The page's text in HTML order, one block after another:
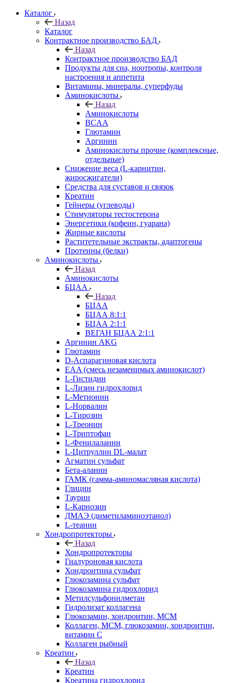
Каталог
Назад
Каталог
Контрактное производство БАД
Назад
Контрактное производство БАД
Продукты для сна, ноотропы, контроля
настроения и аппетита
Витамины, минералы, суперфуды
Аминокислоты
Назад
Аминокислоты
BCAA
Глютамин
Аргинин
Аминокислоты прочие (комплексные,
отдельные)
Снижение веса (L-карнитин,
жиросжигатели)
Средства для суставов и связок
Креатин
Гейнеры (углеводы)
Стимуляторы тестостерона
Энергетики (кофеин, гуарана)
Жирные кислоты
Раститетельные экстракты, адаптогены
Протеины (белки)
Аминокислоты
Назад
Аминокислоты
БЦАА
Назад
БЦАА
БЦАА 8:1:1
БЦАА 2:1:1
ВЕГАН БЦАА 2:1:1
Аргинин AKG
Глютамин
D-Аспарагиновая кислота
EAA (смесь незаменимых аминокислот)
L-Гистидин
L-Лизин гидрохлорид
L-Метионин
L-Норвалин
L-Тирозин
L-Треонин
L-Триптофан
L-Фенилаланин
L-Цитруллин DL-малат
Агматин cульфат
Бета-аланин
ГАМК (гамма-аминомасляная кислота)
Глицин
Таурин
L-Карнозин
ДМАЭ (диметиламиноэтанол)
L-теанин
Хондропротекторы
Назад
Хондропротекторы
Гиалуроновая кислота
Хондроитина сульфат
Глюкозамина сульфат
Глюкозамина гидрохлорид
Метилсульфонилметан
Гидролизат коллагена
Глюкозамин, хондроитин, МСМ
Коллаген, МСМ, глюкозамин, хондроитин,
витамин С
Коллаген рыбный
Креатин
Назад
Креатин
Креатина гидрохлорид